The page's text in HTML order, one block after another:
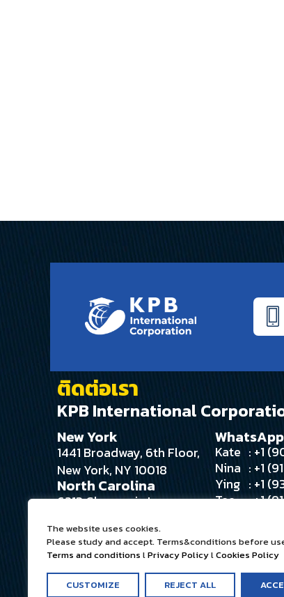
The website uses cookies.
Please study and accept. Terms&conditions before
Terms and conditions lPrivacy PolicylCookies Policy
CUSTOMIZE REJECT ALL
ติดต่อเรา
KPB International
New York
1441 Broadway, 6th Floor,
New York, NY 10018
North Carolina
6213 Glengarrie Ln
WhatsApp
Kate
Nina
Ying
Tee
: +1
: +1
: +1
: +1
: +1
Terms and conditions Privacy PolicylCookies Policy